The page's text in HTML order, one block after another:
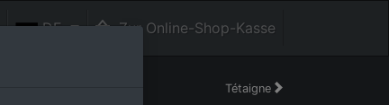
DE Zur Online-Shop-Kasse
Tétaigne